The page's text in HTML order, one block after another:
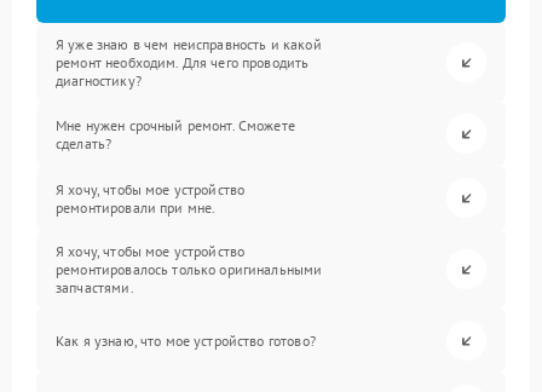
Я уже знаю в чем неисправность и какой
ремонт необходим. Для чего проводить
диагностику?
Мне нужен срочный ремонт. Сможете
сделать?
Я хочу, чтобы мое устройство
ремонтировали при мне.
Я хочу, чтобы мое устройство
ремонтировалось только оригинальными
запчастями.
Как я узнаю, что мое устройство готово?